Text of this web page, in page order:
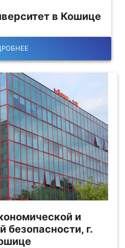
в Кошице
и
безопасности, г.